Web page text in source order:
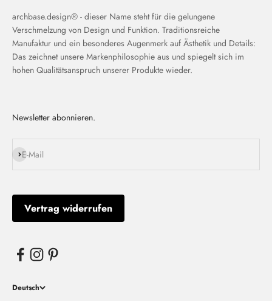
archbase.design® - dieser Name steht für die gelungene
Verschmelzung von Design und Funktion. Traditionsreiche
Manufaktur und ein besonderes Augenmerk auf Ästhetik und Details:
Das zeichnet unsere Markenphilosophie aus und spiegelt sich im
hohen Qualitätsanspruch unserer Produkte wieder.
Newsletter abonnieren.
E-Mail
Abonnieren
Vertrag widerrufen
Deutsch